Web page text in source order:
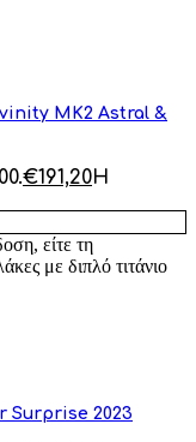
MK2 Astral &
€191,20Η
είτε τη
με διπλό τιτάνιο
Surprise 2023